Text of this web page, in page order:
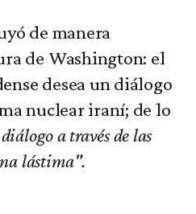
de manera
de Washington: el
desea un diálogo
nuclear iraní; de lo
a través de las
lástima".